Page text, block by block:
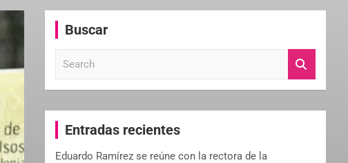
Buscar
c
Entradas recientes
Eduardo Ramírez se reúne con la rectora de la